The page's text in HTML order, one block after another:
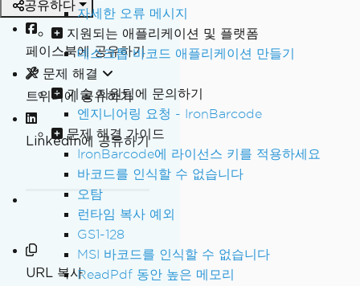
자세한 오류 메시지
지원되는 애플리케이션 및 플랫폼
데스크톱 바코드 애플리케이션 만들기
문제 해결
기술 지원팀에 문의하기
엔지니어링 요청 - IronBarcode
문제 해결 가이드
IronBarcode에 라이선스 키를 적용하세요
바코드를 인식할 수 없습니다
오탐
런타임 복사 예외
GS1-128
MSI 바코드를 인식할 수 없습니다
ReadPdf 동안 높은 메모리
공유하다
페이스북에 공유하기
트위터에 공유하기
LinkedIn에 공유하기
URL 복사